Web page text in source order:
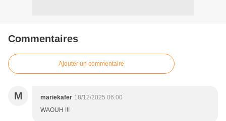
Commentaires
Ajouter un commentaire
M mariekafer 18/12/2025 06:00
WAOUH !!!